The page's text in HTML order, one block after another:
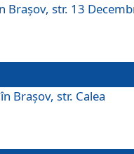
Brașov, str. 13
Brașov, str. Calea